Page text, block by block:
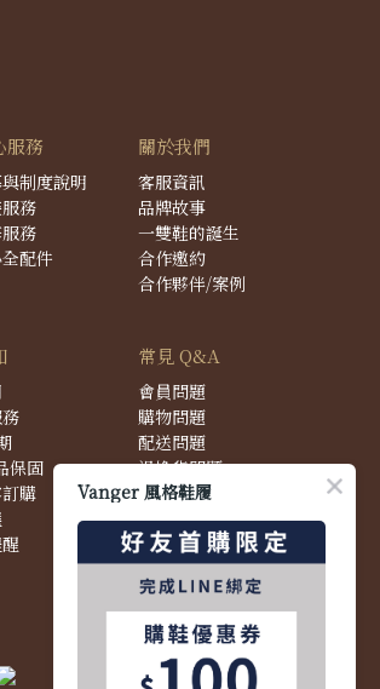
服務
制度說明
務
務
配件
關於我們
客服資訊
品牌故事
一雙鞋的誕生
合作邀約
合作夥伴/案例
保固
購
常見 Q&A
會員問題
購物問題
配送問題
退換貨問題
商品問題
Vanger 風格鞋履